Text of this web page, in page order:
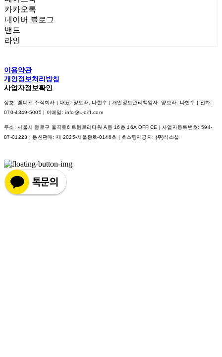
카카오톡
네이버 블로그
밴드
라인
이용약관
개인정보처리방침
사업자정보확인
상호: 엘디프 주식회사 | 대표: 양보라, 나현수 | 개인정보관리책임자: 양보라, 나현수 | 전화:
070-4349-5005 | 이메일: info@L-diff.com
주소: 서울시 종로구 율곡로6 트윈트리타워 A동 16층 16A OFFICE | 사업자등록번호: 594-
87-01223
| 통신판매:제 2025-서울종로-0146호 | 호스팅제공자: (주)식스샵